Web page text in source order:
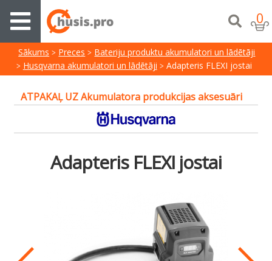
0
Sākums Preces
Bateriju produktu akumulatori un lādētāji
Husqvarna akumulatori un lādētāji
Adapteris FLEXI jostai
ATPAKAĻ UZ Akumulatora produkcijas aksesuāri
Adapteris FLEXI jostai